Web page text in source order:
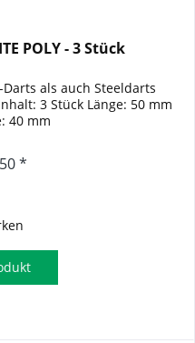
POLY - 3 Stück
als auch Steeldarts
3 Stück Länge: 50 mm
40 mm
*